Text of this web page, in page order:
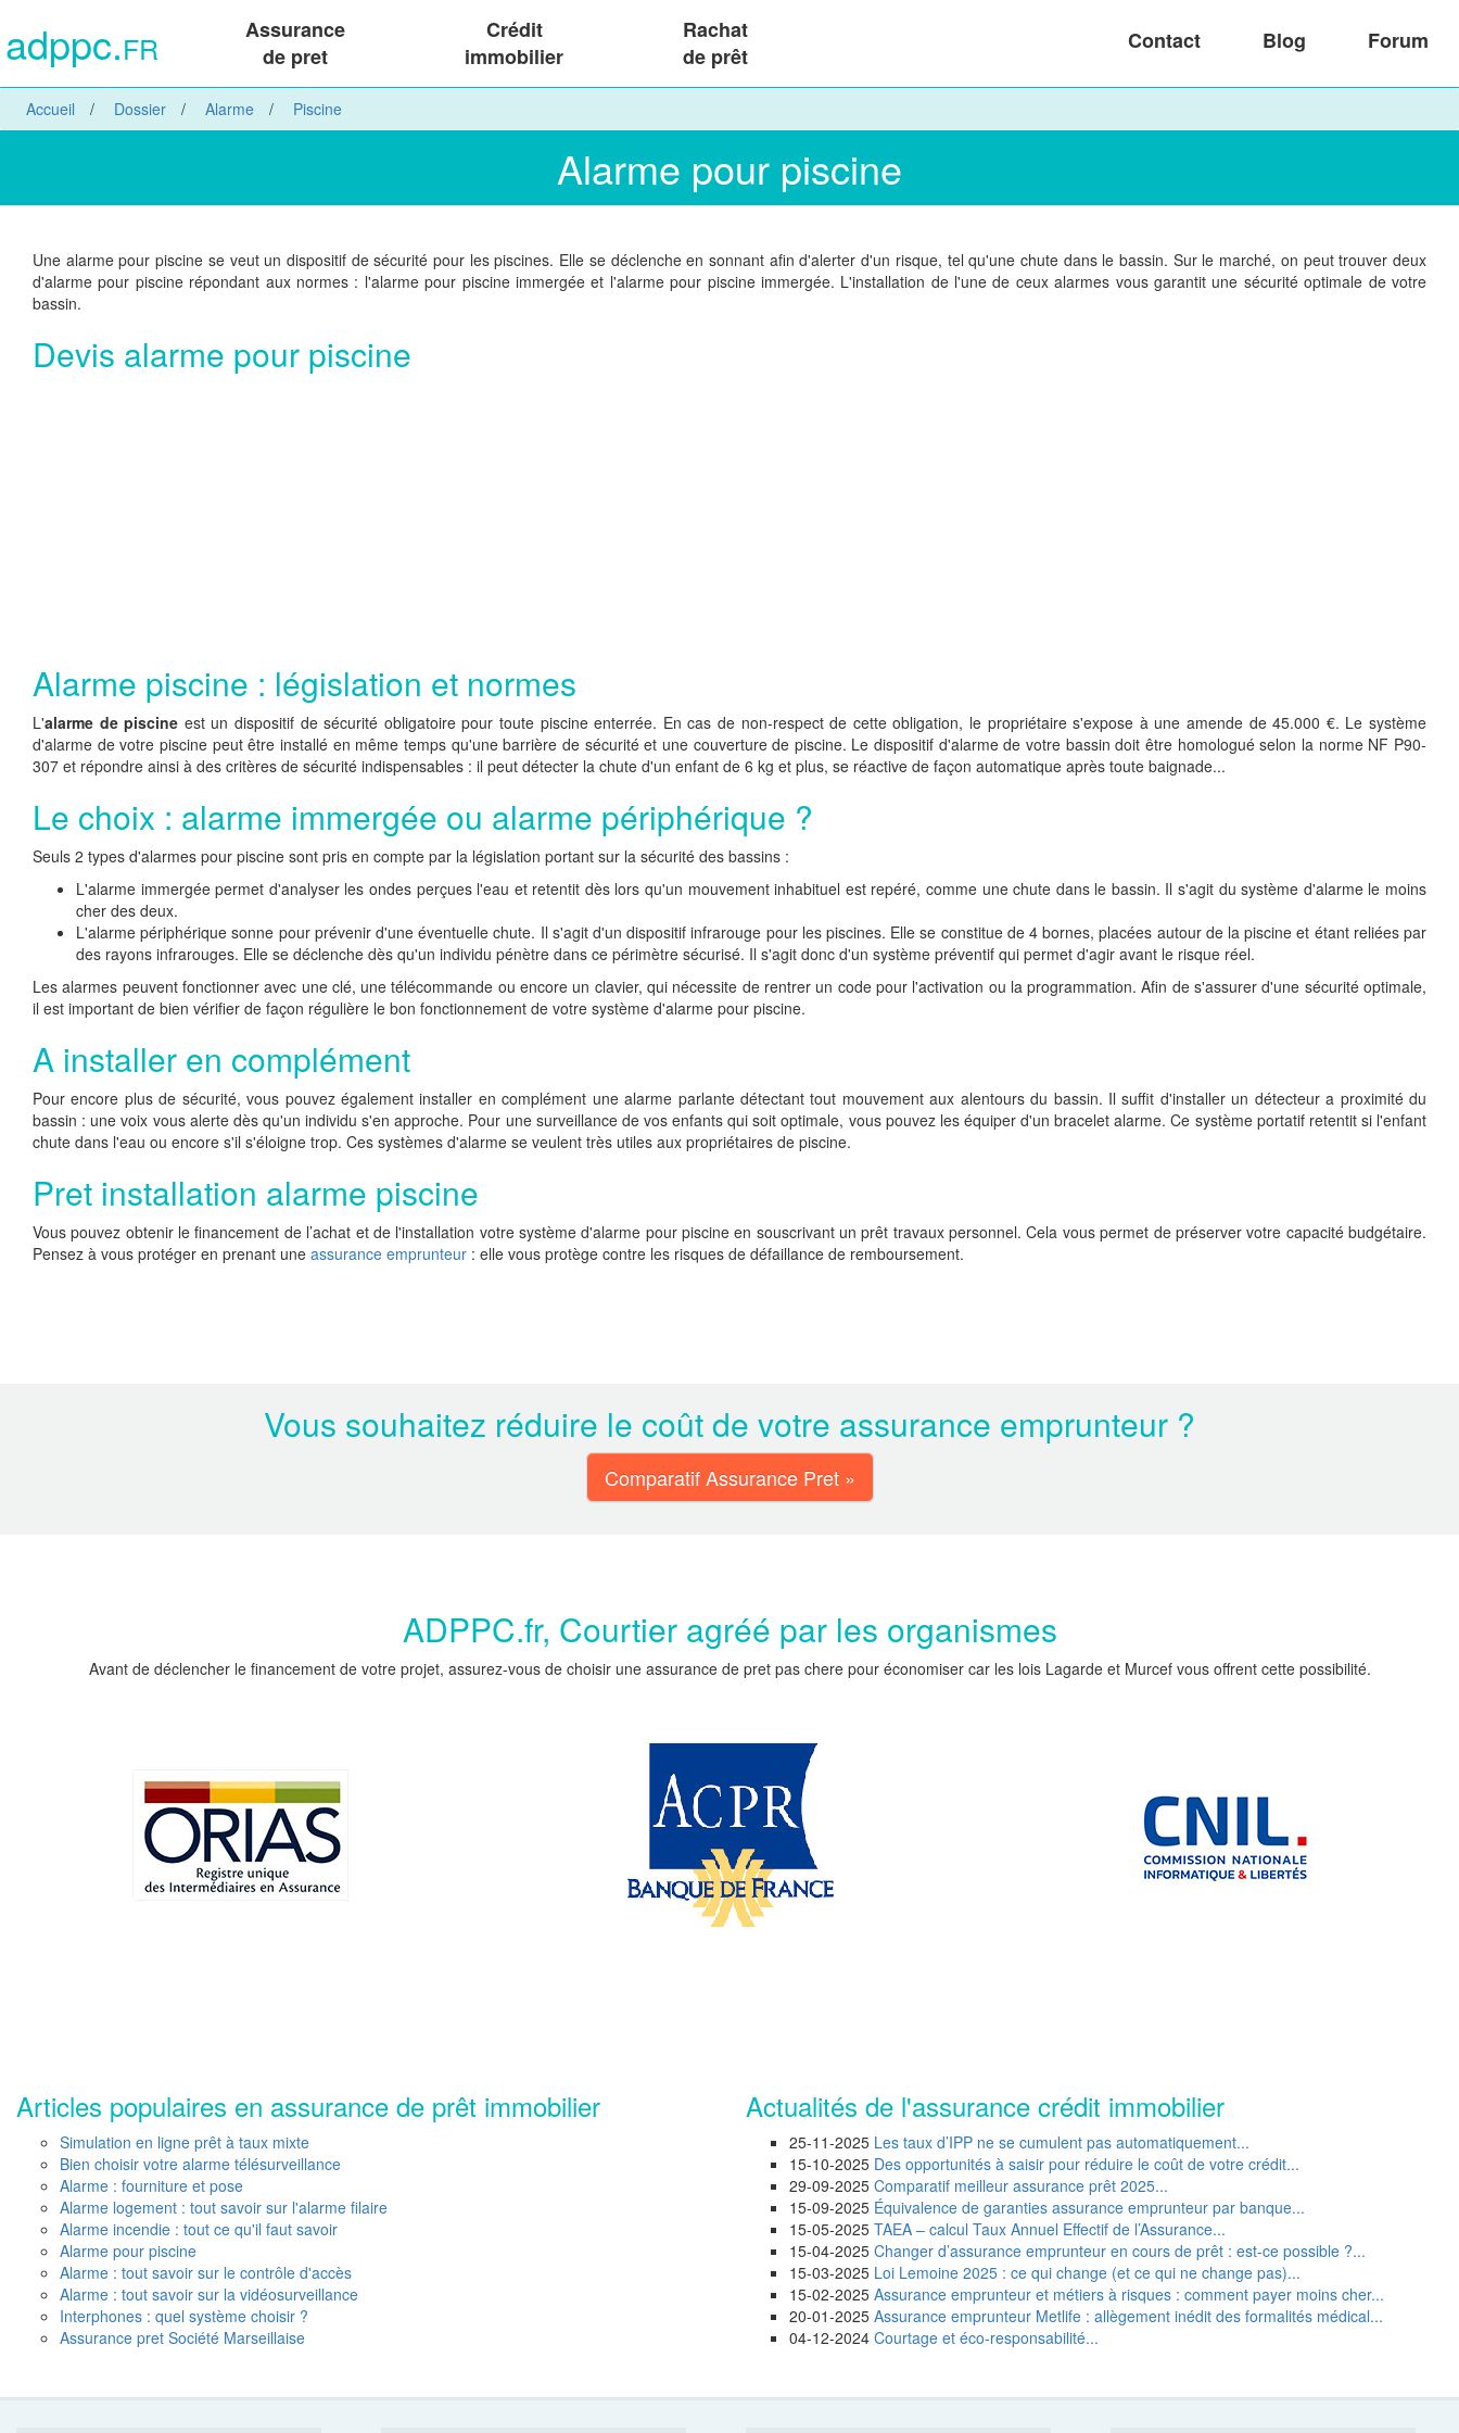
adppc.FR
Assurance
de pret
Crédit
immobilier
Rachat
de prêt
Contact Blog Forum
Accueil Dossier Alarme Piscine
Alarme pour piscine
Une alarme pour piscine se veut un dispositif de sécurité pour les piscines. Elle se déclenche en sonnant afin d'alerter d'un risque, tel qu'une chute dans le bassin. Sur le marché, on peut trouver deux
d'alarme pour piscine répondant aux normes : l'alarme pour piscine immergée et l'alarme pour piscine immergée. L'installation de l'une de ceux alarmes vous garantit une sécurité optimale de votre
bassin.
Devis alarme pour piscine
Alarme piscine : législation et normes
L'alarme de piscine est un dispositif de sécurité obligatoire pour toute piscine enterrée. En cas de non-respect de cette obligation, le propriétaire s'expose à une amende de 45.000 €. Le système
d'alarme de votre piscine peut être installé en même temps qu'une barrière de sécurité et une couverture de piscine. Le dispositif d'alarme de votre bassin doit être homologué selon la norme NF P90-
307 et répondre ainsi à des critères de sécurité indispensables : il peut détecter la chute d'un enfant de 6 kg et plus, se réactive de façon automatique après toute baignade...
Le choix : alarme immergée ou alarme périphérique ?
Seuls 2 types d'alarmes pour piscine sont pris en compte par la législation portant sur la sécurité des bassins :
L'alarme immergée permet d'analyser les ondes perçues l'eau et retentit dès lors qu'un mouvement inhabituel est repéré, comme une chute dans le bassin. Il s'agit du système d'alarme le moins
cher des deux.
L'alarme périphérique sonne pour prévenir d'une éventuelle chute. Il s'agit d'un dispositif infrarouge pour les piscines. Elle se constitue de 4 bornes, placées autour de la piscine et étant reliées par
des rayons infrarouges. Elle se déclenche dès qu'un individu pénètre dans ce périmètre sécurisé. Il s'agit donc d'un système préventif qui permet d'agir avant le risque réel.
Les alarmes peuvent fonctionner avec une clé, une télécommande ou encore un clavier, qui nécessite de rentrer un code pour l'activation ou la programmation. Afin de s'assurer d'une sécurité optimale,
il est important de bien vérifier de façon régulière le bon fonctionnement de votre système d'alarme pour piscine.
A installer en complément
Pour encore plus de sécurité, vous pouvez également installer en complément une alarme parlante détectant tout mouvement aux alentours du bassin. Il suffit d'installer un détecteur a proximité du
bassin : une voix vous alerte dès qu'un individu s'en approche. Pour une surveillance de vos enfants qui soit optimale, vous pouvez les équiper d'un bracelet alarme. Ce système portatif retentit si l'enfant
chute dans l'eau ou encore s'il s'éloigne trop. Ces systèmes d'alarme se veulent très utiles aux propriétaires de piscine.
Pret installation alarme piscine
Vous pouvez obtenir le financement de l’achat et de l'installation votre système d'alarme pour piscine en souscrivant un prêt travaux personnel. Cela vous permet de préserver votre capacité budgétaire.
Pensez à vous protéger en prenant une assurance emprunteur : elle vous protège contre les risques de défaillance de remboursement.
Vous souhaitez réduire le coût de votre assurance emprunteur ?
Comparatif Assurance Pret »
ADPPC.fr, Courtier agréé par les organismes
Avant de déclencher le financement de votre projet, assurez-vous de choisir une assurance de pret pas chere pour économiser car les lois Lagarde et Murcef vous offrent cette possibilité.
Articles populaires en assurance de prêt immobilier
Simulation en ligne prêt à taux mixte
Bien choisir votre alarme télésurveillance
Alarme : fourniture et pose
Alarme logement : tout savoir sur l'alarme filaire
Alarme incendie : tout ce qu'il faut savoir
Alarme pour piscine
Alarme : tout savoir sur le contrôle d'accès
Alarme : tout savoir sur la vidéosurveillance
Interphones : quel système choisir ?
Assurance pret Société Marseillaise
Actualités de l'assurance crédit immobilier
25-11-2025 Les taux d’IPP ne se cumulent pas automatiquement...
15-10-2025 Des opportunités à saisir pour réduire le coût de votre crédit...
29-09-2025 Comparatif meilleur assurance prêt 2025...
15-09-2025 Équivalence de garanties assurance emprunteur par banque...
15-05-2025 TAEA – calcul Taux Annuel Effectif de l’Assurance...
15-04-2025 Changer d’assurance emprunteur en cours de prêt : est-ce possible ?...
15-03-2025 Loi Lemoine 2025 : ce qui change (et ce qui ne change pas)...
15-02-2025 Assurance emprunteur et métiers à risques : comment payer moins cher...
20-01-2025 Assurance emprunteur Metlife : allègement inédit des formalités médical...
04-12-2024 Courtage et éco-responsabilité...